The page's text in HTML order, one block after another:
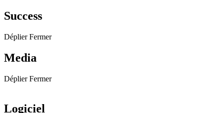
Success
Déplier Fermer
Media
Déplier Fermer
Logiciel